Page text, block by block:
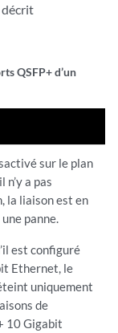
décrit
QSFP+ d’un
sur le plan
a pas
la liaison est en
panne.
est configuré
Ethernet, le
uniquement
de
10 Gigabit